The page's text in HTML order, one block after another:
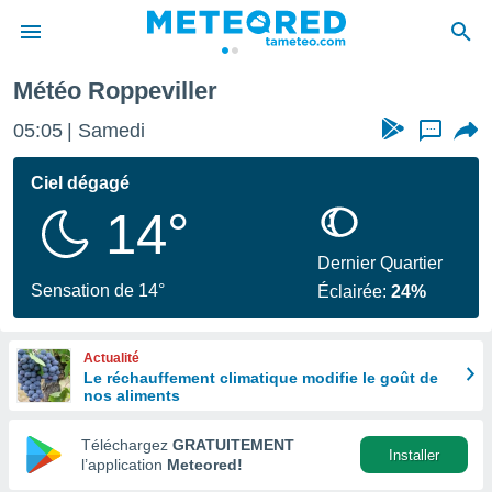
de
en
Météo Roppeviller
05:05 Samedi ...
Ciel dégagé
14°
Sensation de 14°
Dernier Quartier
Éclairée:24%
Actualité
Le réchauffement climatique modifie le goût de
nos aliments
Téléchargez GRATUITEMENT
l’application Meteored!
Installer